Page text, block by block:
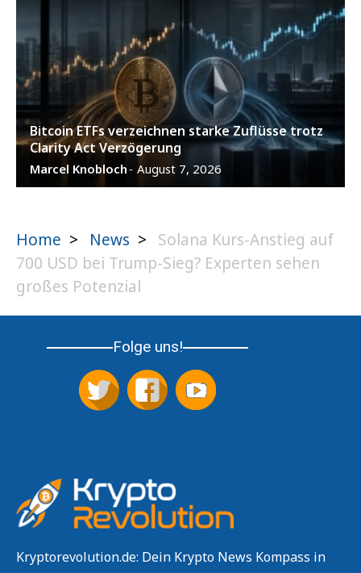
Bitcoin ETFs verzeichnen starke Zuflüsse trotz
Clarity Act Verzögerung
Marcel Knobloch- August 7, 2026
Home > News >
Solana Kurs-Anstieg auf
700 USD bei Trump-Sieg? Experten sehen
großes Potenzial
Folge uns!
Kryptorevolution.de: Dein Krypto News Kompass in